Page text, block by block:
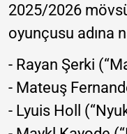
2025/2026
oyunçusu adına
- Rayan Şerki
- Mateuş
- Lyuis Holl